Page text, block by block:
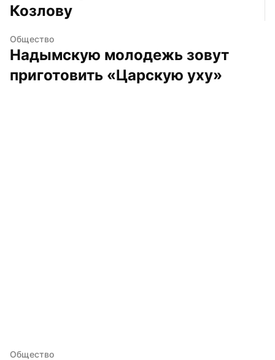
Козлову
Общество
Надымскую молодежь зовут
приготовить «Царскую уху»
Общество